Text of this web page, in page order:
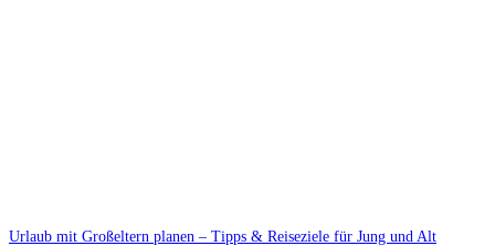
Urlaub mit Großeltern planen – Tipps & Reiseziele für Jung und Alt